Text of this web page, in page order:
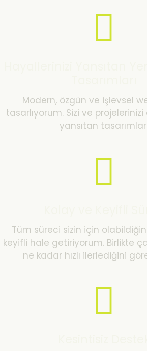
Modern, özgün ve işlevsel
tasarlıyorum. Sizi ve
yansıtan tasarımlar.
Tüm süreci sizin için
keyifli hale getiriyorum. Birlikte
ne kadar hızlı ilerlediğini